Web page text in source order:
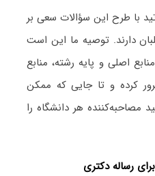
با طرح این سؤالات سعی بر
دارند. توصیه ما این است
اصلی و پایه رشته، منابع
کرده و تا جایی که ممکن
مصاحبه‌کننده هر دانشگاه را
رساله دکتری